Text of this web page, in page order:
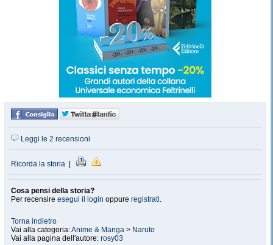
Leggi le 2 recensioni
Ricorda la storia
Cosa pensi della storia?
Per recensire esegui il login oppure registrati.
Torna indietro
Vai alla categoria:Anime & Manga > Naruto
Vai alla pagina dell'autore: rosy03